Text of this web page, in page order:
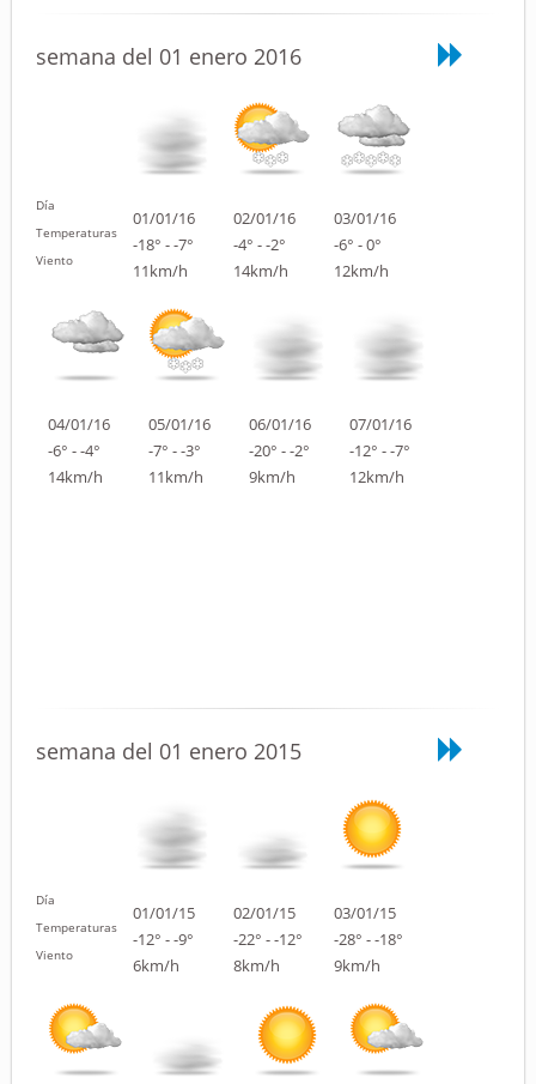
semana del 01 enero 2016
Día
Temperaturas
Viento
01/01/16
-18° - -7°
11km/h
02/01/16
-4° - -2°
14km/h
03/01/16
-6° - 0°
12km/h
04/01/16
-6° - -4°
14km/h
05/01/16
-7° - -3°
11km/h
06/01/16
-20° - -2°
9km/h
07/01/16
-12° - -7°
12km/h
semana del 01 enero 2015
Día
Temperaturas
Viento
01/01/15
-12° - -9°
6km/h
02/01/15
-22° - -12°
8km/h
03/01/15
-28° - -18°
9km/h